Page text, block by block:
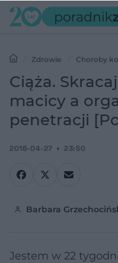
Zdrowie Choroby
macicy a orgazm bez
Ciąża.
macicy a
penetracji
2018-04-27 23:50
Barbara
Jestem w 22